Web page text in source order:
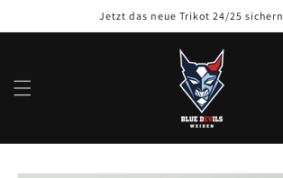
Jetzt das neue Trikot 24/25 sichern